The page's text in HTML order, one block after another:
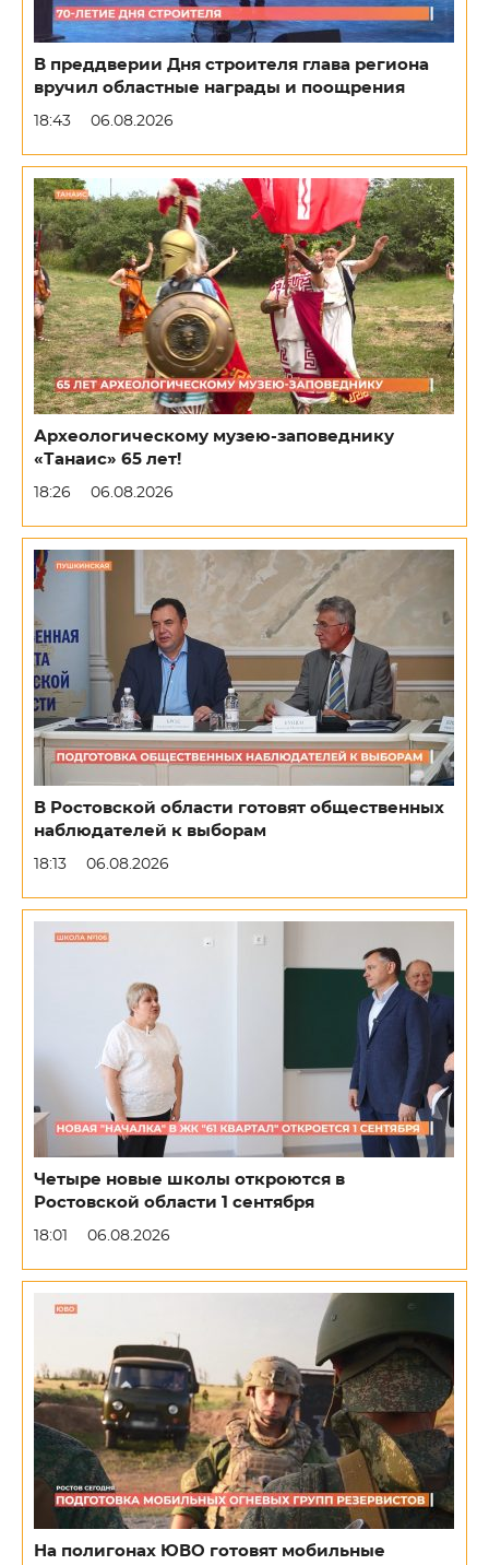
В преддверии Дня строителя глава региона
вручил областные награды и поощрения
18:43 06.08.2026
Археологическому музею-заповеднику
«Танаис» 65 лет!
18:26 06.08.2026
В Ростовской области готовят общественных
наблюдателей к выборам
18:13 06.08.2026
Четыре новые школы откроются в
Ростовской области 1 сентября
18:01 06.08.2026
На полигонах ЮВО готовят мобильные